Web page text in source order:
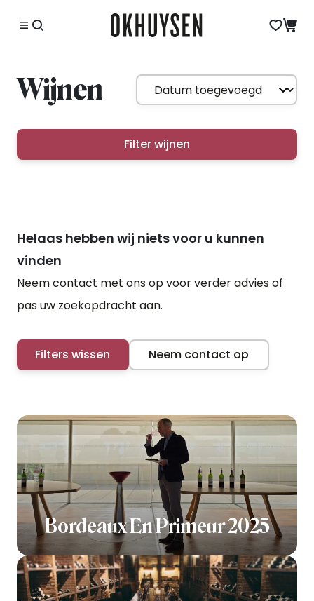
Wijnen
Filter wijnen
Helaas hebben wij niets voor u kunnen
vinden
Neem contact met ons op voor verder advies of
pas uw zoekopdracht aan.
Filters wissen Neem contact op
Bordeaux En Primeur 2025